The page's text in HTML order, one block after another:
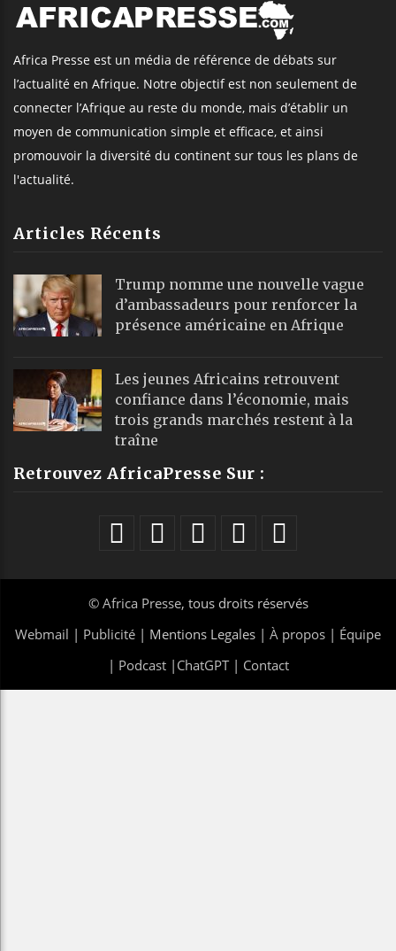
Africa Presse est un média de référence de débats sur
l’actualité en Afrique. Notre objectif est non seulement de
connecter l’Afrique au reste du monde, mais d’établir un
moyen de communication simple et efficace, et ainsi
promouvoir la diversité du continent sur tous les plans de
l'actualité.
Articles Récents
Trump nomme une nouvelle vague
d’ambassadeurs pour renforcer la
présence américaine en Afrique
Les jeunes Africains retrouvent
confiance dans l’économie, mais
trois grands marchés restent à la
traîne
Retrouvez AfricaPresse Sur :
© Africa Presse, tous droits réservés
Webmail | Publicité | Mentions Legales | À propos | Équipe
| Podcast| ChatGPT| Contact